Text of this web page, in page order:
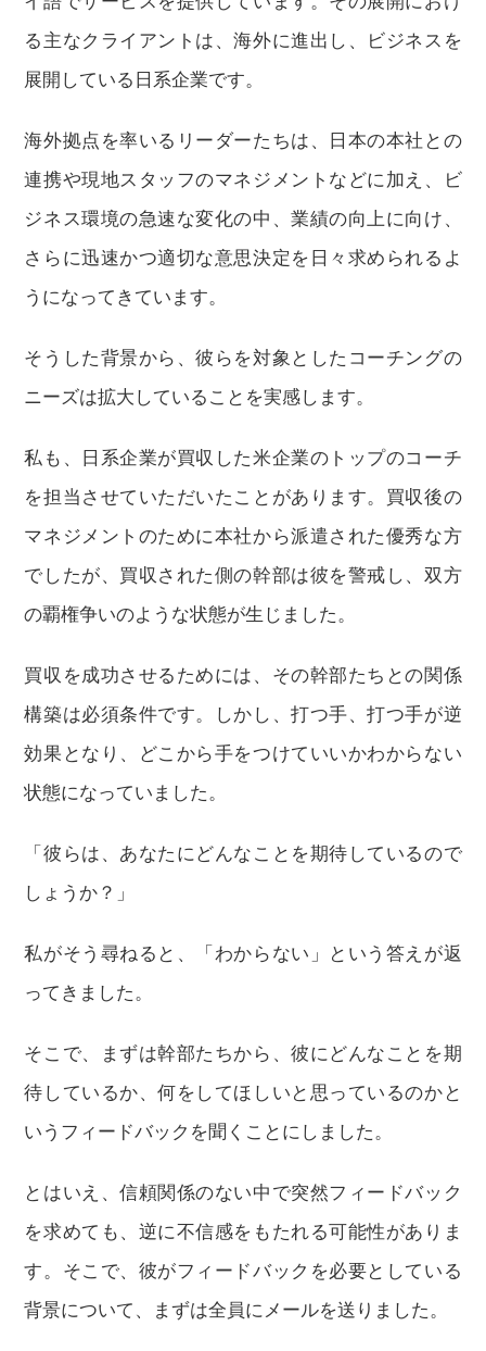
る主なクライアントは、海外に進出し、ビジネスを
展開している日系企業です。
海外拠点を率いるリーダーたちは、日本の本社との
連携や現地スタッフのマネジメントなどに加え、ビ
ジネス環境の急速な変化の中、業績の向上に向け、
さらに迅速かつ適切な意思決定を日々求められるよ
うになってきています。
そうした背景から、彼らを対象としたコーチングの
ニーズは拡大していることを実感します。
私も、日系企業が買収した米企業のトップのコーチ
を担当させていただいたことがあります。買収後の
マネジメントのために本社から派遣された優秀な方
でしたが、買収された側の幹部は彼を警戒し、双方
の覇権争いのような状態が生じました。
買収を成功させるためには、その幹部たちとの関係
構築は必須条件です。しかし、打つ手、打つ手が逆
効果となり、どこから手をつけていいかわからない
状態になっていました。
「彼らは、あなたにどんなことを期待しているので
しょうか？」
私がそう尋ねると、「わからない」という答えが返
ってきました。
そこで、まずは幹部たちから、彼にどんなことを期
待しているか、何をしてほしいと思っているのかと
いうフィードバックを聞くことにしました。
とはいえ、信頼関係のない中で突然フィードバック
を求めても、逆に不信感をもたれる可能性がありま
す。そこで、彼がフィードバックを必要としている
背景について、まずは全員にメールを送りました。